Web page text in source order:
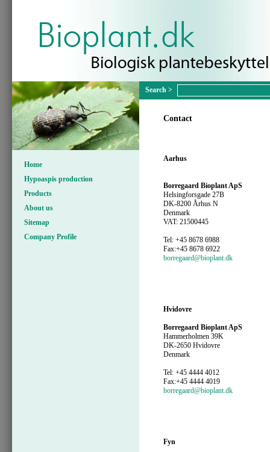
Home
Hypoaspis production
Products
About us
Sitemap
Company Profile
Contact
Aarhus
Borregaard Bioplant ApS
Helsingforsgade 27B
DK-8200 Århus N
Denmark
VAT: 21500445
Tel: +45 8678 6988
Fax:+45 8678 6922
borregaard@bioplant.dk
Hvidovre
Borregaard Bioplant ApS
Hammerholmen 39K
DK-2650 Hvidovre
Denmark
Tel: +45 4444 4012
Fax:+45 4444 4019
borregaard@bioplant.dk
Fyn